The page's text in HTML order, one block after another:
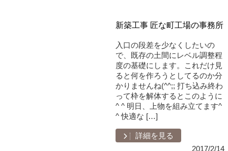
新築工事 匠な町工場の事務所
入口の段差を少なくしたいの
で、既存の土間にレベル調整程
度の基礎にします。これだけ見
ると何を作ろうとしてるのか分
かりませんね(^^;; 打ち込み終わ
って枠を解体するとこのように
^ ^ 明日、上物を組み立てます^
^ 快適な […]
詳細を見る
2017/2/14